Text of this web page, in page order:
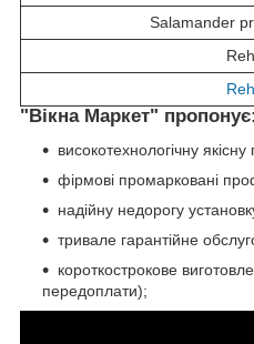
Salamander
"Вікна Маркет" пропонує:
високотехнологічну
фірмові промарковані
надійну недорогу
тривале гарантійне
короткострокове
передоплати);